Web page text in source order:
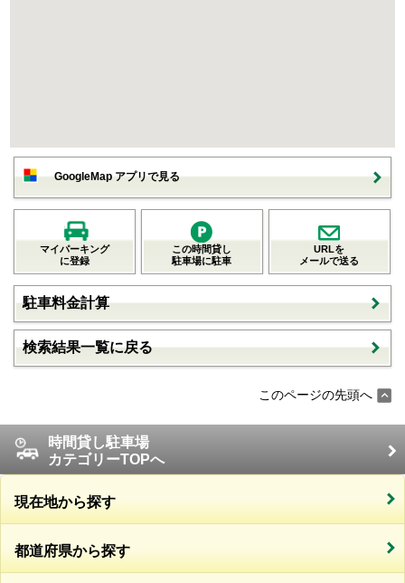
GoogleMap アプリで見る
マイパーキング
に登録
この時間貸し
駐車場に駐車
URLを
メールで送る
駐車料金計算
検索結果一覧に戻る
このページの先頭へ
時間貸し駐車場
カテゴリーTOPへ
現在地から探す
都道府県から探す